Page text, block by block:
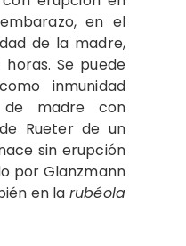
en el
de la madre,
Se puede
inmunidad
madre con
Rueter de un
sin erupción
por Glanzmann
en la rubéola